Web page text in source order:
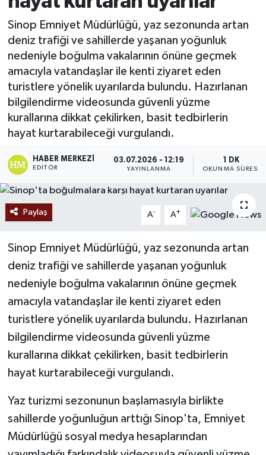
Sinop Emniyet Müdürlüğü, yaz sezonunda artan
deniz trafiği ve sahillerde yaşanan yoğunluk
nedeniyle boğulma vakalarının önüne geçmek
amacıyla vatandaşlar ile kenti ziyaret eden
turistlere yönelik uyarılarda bulundu. Hazırlanan
bilgilendirme videosunda güvenli yüzme
kurallarına dikkat çekilirken, basit tedbirlerin
hayat kurtarabileceği vurgulandı.
HABER MERKEZI
EDITÖR
03.07.2026 - 12:19
YAYINLANMA
1 DK
OKUNMA SÜRESI
Paylaş A- A+
Sinop Emniyet Müdürlüğü, yaz sezonunda artan
deniz trafiği ve sahillerde yaşanan yoğunluk
nedeniyle boğulma vakalarının önüne geçmek
amacıyla vatandaşlar ile kenti ziyaret eden
turistlere yönelik uyarılarda bulundu. Hazırlanan
bilgilendirme videosunda güvenli yüzme
kurallarına dikkat çekilirken, basit tedbirlerin
hayat kurtarabileceği vurgulandı.
Yaz turizmi sezonunun başlamasıyla birlikte
sahillerde yoğunluğun arttığı Sinop'ta, Emniyet
Müdürlüğü sosyal medya hesaplarından
Ekonomi
Sağlık
Tokat Haber